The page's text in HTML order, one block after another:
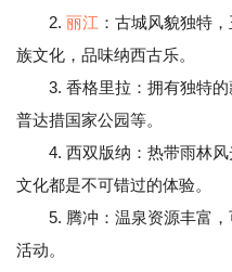
2. 丽江 ：古城风貌独特
族文化，品味纳西古乐。
3. 香格里拉：拥有独特的
普达措国家公园等。
4. 西双版纳：热带雨林风
文化都是不可错过的体验。
5. 腾冲：温泉资源丰富，
活动。